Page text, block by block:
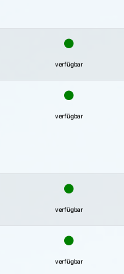
verfügbar
verfügbar
verfügbar
verfügbar